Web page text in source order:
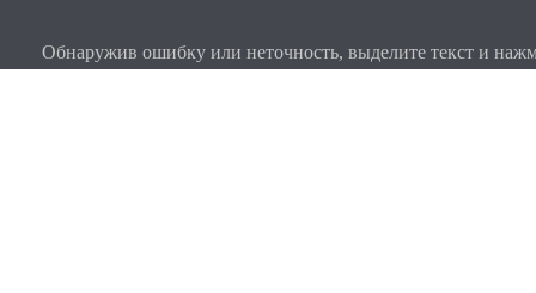
Обнаружив ошибку или неточность, выделите текст и